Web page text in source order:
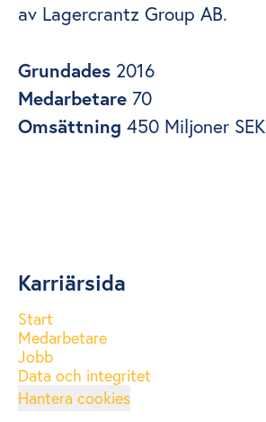
av Lagercrantz Group AB.
Grundades 2016
Medarbetare 70
Omsättning 450 Miljoner SEK
Karriärsida
Start
Medarbetare
Jobb
Data och integritet
Hantera cookies